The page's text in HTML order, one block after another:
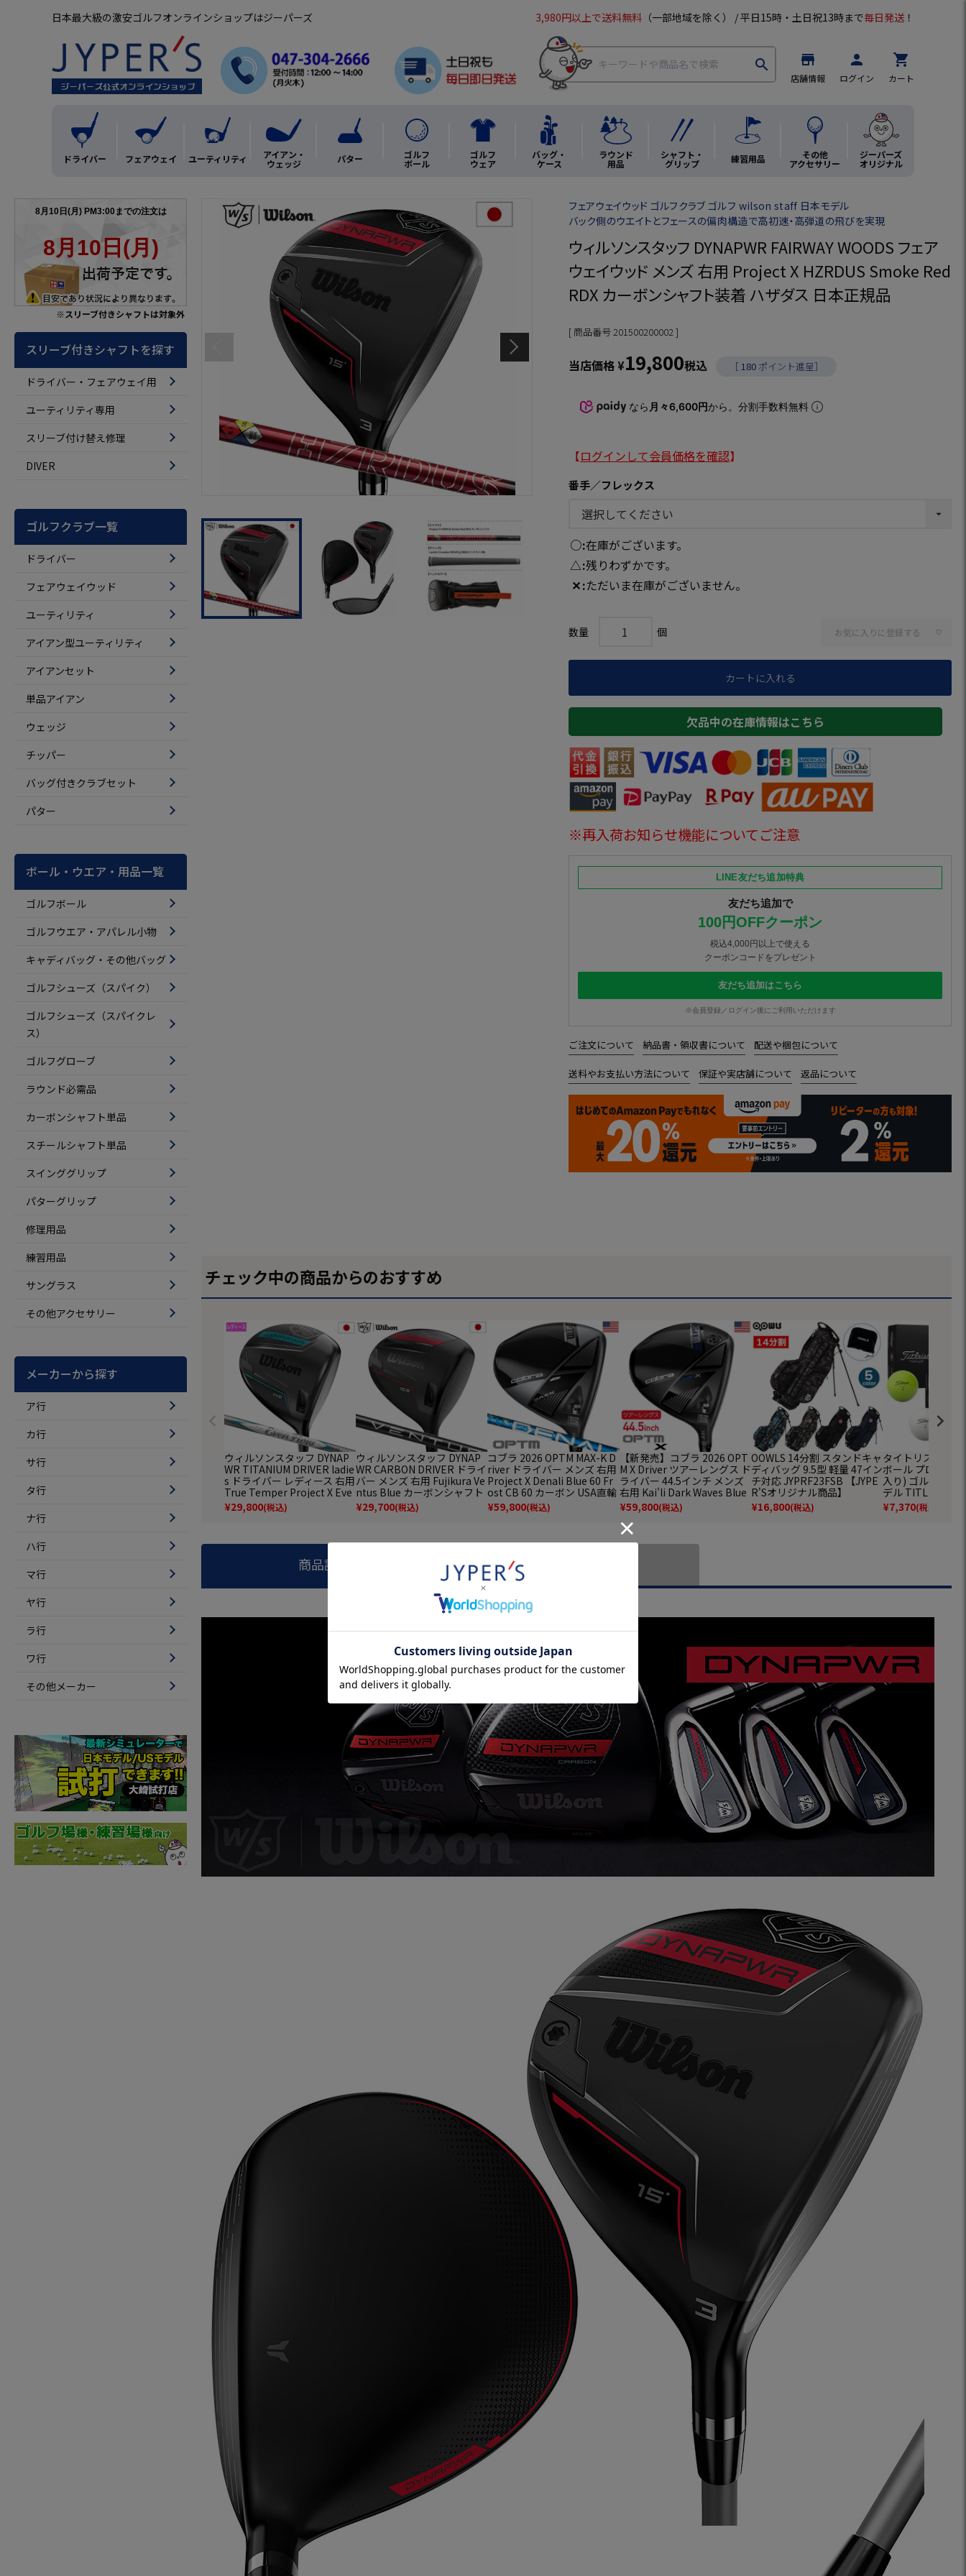
日本最大級の激安ゴルフオンラインショップはジーパーズ 3,980円以上で送料無料 （一部地域を除く） / 平日15時・土日祝13時まで毎日発送 ！
search store
店舗情報
person
ログイン
shopping_cart
カート
ドライバー フェアウェイ ユーティリティ アイアン・
ウェッジ パター ゴルフ
ボール
ゴルフ
ウェア
バッグ・
ケース
ラウンド
用品
シャフト・
グリップ 練習用品 その他
アクセサリー
ジーパーズ
オリジナル
※スリーブ付きシャフトは対象外
スリーブ付きシャフトを探す
ドライバー・フェアウェイ用
ユーティリティ専用
スリーブ付け替え修理
DIVER
ゴルフクラブ一覧
ドライバー
フェアウェイウッド
ユーティリティ
アイアン型ユーティリティ
アイアンセット
単品アイアン
ウェッジ
チッパー
バッグ付きクラブセット
パター
ボール・ウエア・用品一覧
ゴルフボール
ゴルフウエア・アパレル小物
キャディバッグ・その他バッグ
ゴルフシューズ（スパイク）
ゴルフシューズ（スパイクレ
ス）
ゴルフグローブ
ラウンド必需品
カーボンシャフト単品
スチールシャフト単品
スインググリップ
パターグリップ
修理用品
練習用品
サングラス
その他アクセサリー
メーカーから探す
ア行
カ行
サ行
タ行
ナ行
ハ行
マ行
ヤ行
ラ行
ワ行
その他メーカー
フェアウェイウッド ゴルフクラブ ゴルフ wilson staff 日本モデル
バック側のウエイトとフェースの偏肉構造で高初速・高弾道の飛びを実現
ウィルソンスタッフ DYNAPWR FAIRWAY WOODS フェア
ウェイウッド メンズ 右用 Project X HZRDUS Smoke Red
RDX カーボンシャフト装着 ハザダス 日本正規品
商品番号201500200002
当店価格¥19,800税込 ［180 ポイント進呈］
なら 月々6,600円から。分割手数料無料
【ログインして会員価格を確認】
番手／フレックス
○ 在庫がございます。
△ 残りわずかです。
✕ ただいま在庫がございません。
お気に入りに登録する
カートに入れる
欠品中の在庫情報はこちら
※再入荷お知らせ機能についてご注意
LINE友だち追加特典
友だち追加で
100円OFFクーポン
税込4,000円以上で使える
クーポンコードをプレゼント
友だち追加はこちら
※会員登録／ログイン後にご利用いただけます
ご注文について 納品書・領収書について 配送や梱包について
送料やお支払い方法について 保証や実店舗について 返品について
チェック中の商品からのおすすめ
ウィルソンスタッフ DYNAP
WR TITANIUM DRIVER ladie
s ドライバー レディース 右用
True Temper Project X Eve
nFlow カーボンシャフト装
着 2025年モデル 日本正規品
¥29,800(税込)
ウィルソンスタッフ DYNAP
WR CARBON DRIVER ドライ
バー メンズ 右用 Fujikura Ve
ntus Blue カーボンシャフト
装着 ベンタス 日本正規品
¥29,700(税込)
コブラ 2026 OPTM MAX-K D
river ドライバー メンズ 右用
Project X Denali Blue 60 Fr
ost CB 60 カーボン USA直輸
入品 オプティム Cobra ゴル
フクラブ 並行輸入
¥59,800(税込)
【新発売】コブラ 2026 OPT
M X Driver ツアーレングス ド
ライバー 44.5インチ メンズ
右用 Kai'li Dark Waves Blue
60 / Denali Blue Frost 60 カ
ーボン USA直輸入品 オプテ
ィム Cobra ゴルフクラブ 並
行輸入
¥59,800(税込)
OOWLS 14分割 スタンドキャ
ディバッグ 9.5型 軽量 47イン
チ対応 JYPRF23FSB 【JYPE
R'Sオリジナル商品】
¥16,800(税込)
タイトリスト
ボール プロV1 1
入り) ゴルフボー
デル TITLEIST 日
¥7,370(税込)
商品説明